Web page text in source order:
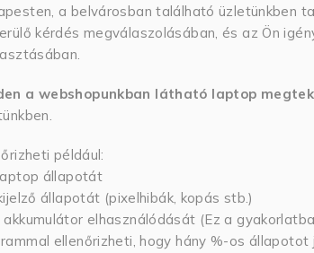
a belvárosban található üzletünkben
kérdés megválaszolásában, és az Ön
a webshopunkban látható laptop
például:
állapotát
állapotát (pixelhibák, kopás stb.)
akkumulátor elhasználódását (Ez a
ellenőrizheti, hogy hány %-os állapotot